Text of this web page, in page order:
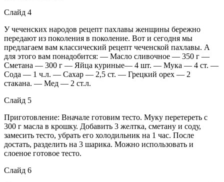
Слайд 4
У чеченских народов рецепт пахлавы женщины бережно
передают из поколения в поколение. Вот и сегодня мы
предлагаем вам классический рецепт чеченской пахлавы. А
для этого вам понадобится: — Масло сливочное — 350 г —
Сметана — 300 г — Яйца куриные— 4 шт. — Мука — 4 ст. —
Сода — 1 ч.л. — Сахар — 2,5 ст. — Грецкий орех — 2
стакана. — Мед — 2 ст.л.
Слайд 5
Приготовление: Вначале готовим тесто. Муку перетереть с
300 г масла в крошку. Добавить 3 желтка, сметану и соду,
замесить тесто, убрать его холодильник на 1 час. После
достать, разделить на 3 шарика. Можно использовать и
слоеное готовое тесто.
Слайд 6